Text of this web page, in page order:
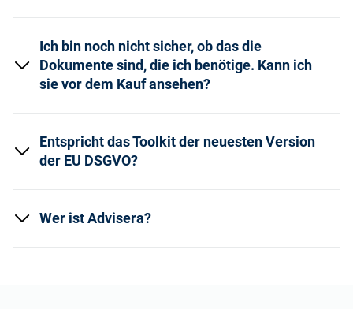
Ich bin noch nicht sicher, ob das die
Dokumente sind, die ich benötige. Kann ich
sie vor dem Kauf ansehen?
Entspricht das Toolkit der neuesten Version
der EU DSGVO?
Wer ist Advisera?